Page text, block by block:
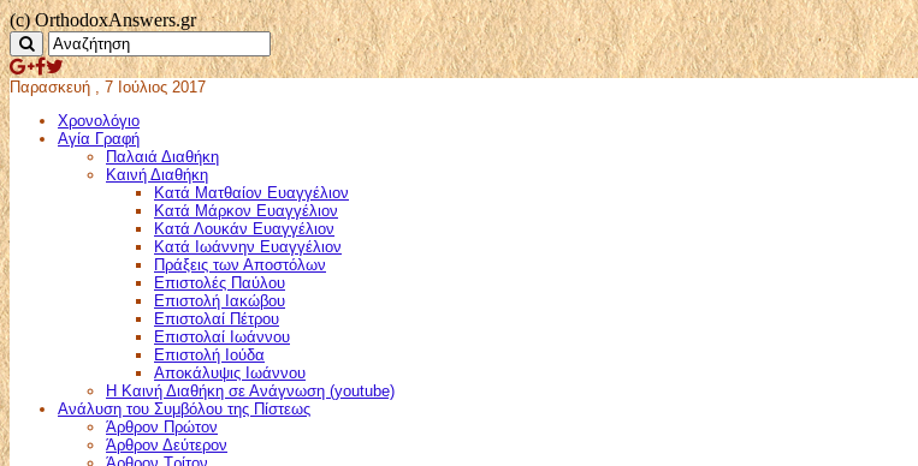
(c) OrthodoxAnswers.gr
Παρασκευή , 7 Ιούλιος 2017
Χρονολόγιο
Αγία Γραφή
Παλαιά Διαθήκη
Καινή Διαθήκη
Κατά Ματθαίον Ευαγγέλιον
Κατά Μάρκον Ευαγγέλιον
Κατά Λουκάν Ευαγγέλιον
Κατά Ιωάννην Ευαγγέλιον
Πράξεις των Αποστόλων
Επιστολές Παύλου
Επιστολή Ιακώβου
Επιστολαί Πέτρου
Επιστολαί Ιωάννου
Επιστολή Ιούδα
Αποκάλυψις Ιωάννου
Η Καινή Διαθήκη σε Ανάγνωση (youtube)
Ανάλυση του Συμβόλου της Πίστεως
Άρθρον Πρώτον
Άρθρον Δεύτερον